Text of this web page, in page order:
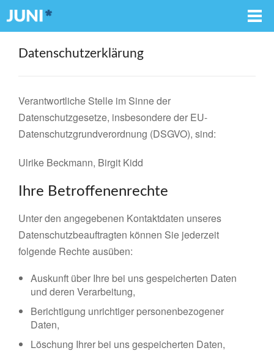
Datenschutzerklärung
Verantwortliche Stelle im Sinne der
Datenschutzgesetze, insbesondere der EU-
Datenschutzgrundverordnung (DSGVO), sind:
Ulrike Beckmann, Birgit Kidd
Ihre Betroffenenrechte
Unter den angegebenen Kontaktdaten unseres
Datenschutzbeauftragten können Sie jederzeit
folgende Rechte ausüben:
Auskunft über Ihre bei uns gespeicherten Daten
und deren Verarbeitung,
Berichtigung unrichtiger personenbezogener
Daten,
Löschung Ihrer bei uns gespeicherten Daten,